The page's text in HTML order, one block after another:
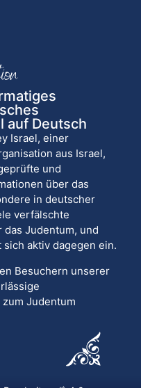
auf Deutsch
Israel, einer
aus Israel,
und
über das
in deutscher
verfälschte
Judentum, und
aktiv dagegen ein.
Besuchern unserer
Judentum